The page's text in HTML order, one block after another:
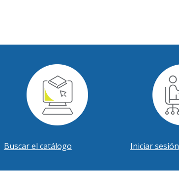
Buscar el catálogo Iniciar sesión